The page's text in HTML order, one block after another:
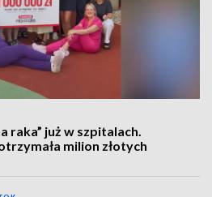
raka” już w szpitalach.
milion złotych